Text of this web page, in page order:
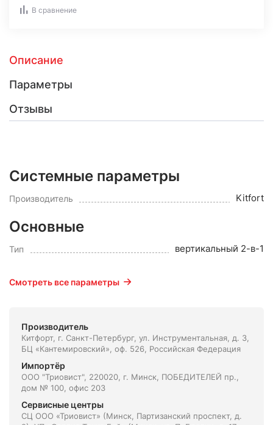
В сравнение
Описание
Параметры
Отзывы
Системные параметры
Производитель Kitfort
Основные
Тип вертикальный 2-в-1
Смотреть все параметры
Производитель
Китфорт, г. Санкт-Петербург, ул. Инструментальная, д. 3,
БЦ «Кантемировский», оф. 526, Российская Федерация
Импортёр
ООО "Триовист", 220020, г. Минск, ПОБЕДИТЕЛЕЙ пр.,
дом № 100, офис 203
Сервисные центры
СЦ ООО «Триовист» (Минск, Партизанский проспект, д.